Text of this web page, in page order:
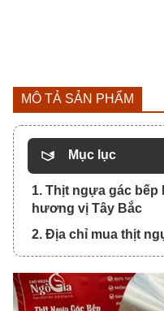
MÔ TẢ SẢN PHẨM
Mục lục
1. Thịt ngựa gác bếp
hương vị Tây Bắc
2. Địa chỉ mua thịt